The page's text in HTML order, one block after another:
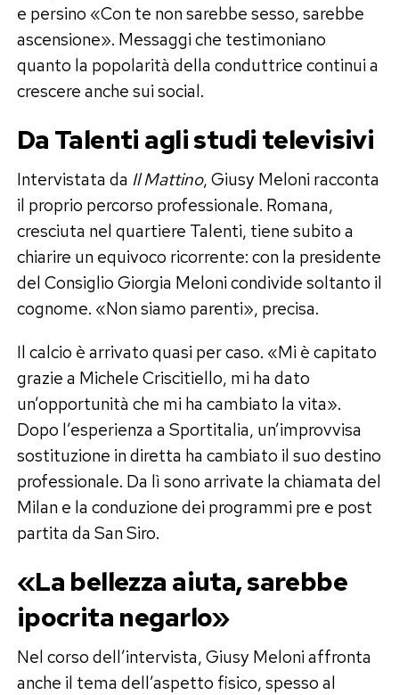
e persino «Con te non sarebbe sesso, sarebbe
ascensione». Messaggi che testimoniano
quanto la popolarità della conduttrice continui a
crescere anche sui social.
Da Talenti agli studi televisivi
Intervistata da Il Mattino, Giusy Meloni racconta
il proprio percorso professionale. Romana,
cresciuta nel quartiere Talenti, tiene subito a
chiarire un equivoco ricorrente: con la presidente
del Consiglio Giorgia Meloni condivide soltanto il
cognome. «Non siamo parenti», precisa.
Il calcio è arrivato quasi per caso. «Mi è capitato
grazie a Michele Criscitiello, mi ha dato
un’opportunità che mi ha cambiato la vita».
Dopo l’esperienza a Sportitalia, un’improvvisa
sostituzione in diretta ha cambiato il suo destino
professionale. Da lì sono arrivate la chiamata del
Milan e la conduzione dei programmi pre e post
partita da San Siro.
«La bellezza aiuta, sarebbe
ipocrita negarlo»
Nel corso dell’intervista, Giusy Meloni affronta
anche il tema dell’aspetto fisico, spesso al